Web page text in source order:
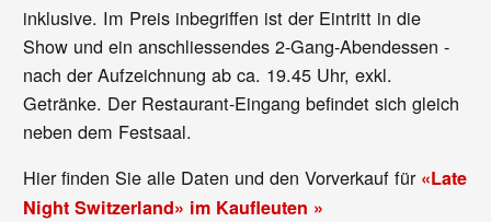
inklusive. Im Preis inbegriffen ist der Eintritt in die
Show und ein anschliessendes 2-Gang-Abendessen -
nach der Aufzeichnung ab ca. 19.45 Uhr, exkl.
Getränke. Der Restaurant-Eingang befindet sich gleich
neben dem Festsaal.
Hier finden Sie alle Daten und den Vorverkauf für «Late
Night Switzerland» im Kaufleuten »